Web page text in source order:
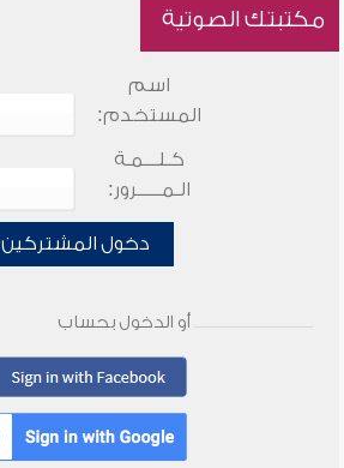
مكتبتك الصوتية
اسم
المستخدم:
كـلـــمـة
الـمـــــرور:
دخول المشتركين
أو الدخول بحساب